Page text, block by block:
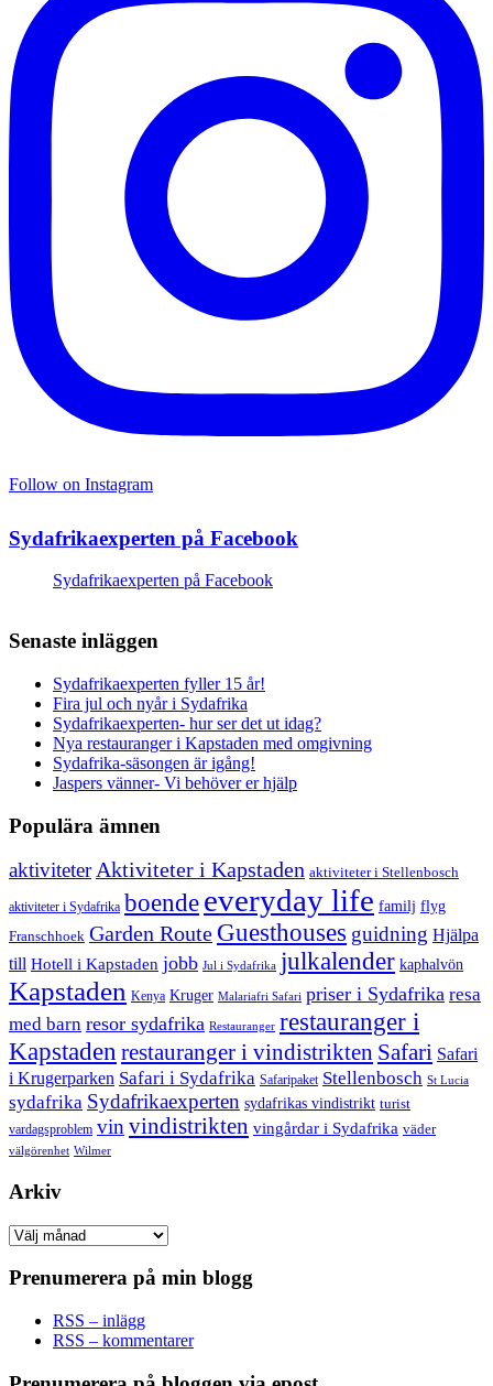
Follow on Instagram
Sydafrikaexperten på Facebook
Sydafrikaexperten på Facebook
Senaste inläggen
Sydafrikaexperten fyller 15 år!
Fira jul och nyår i Sydafrika
Sydafrikaexperten- hur ser det ut idag?
Nya restauranger i Kapstaden med omgivning
Sydafrika-säsongen är igång!
Jaspers vänner- Vi behöver er hjälp
Populära ämnen
aktiviteterAktiviteter i Kapstaden aktiviteter i Stellenbosch
aktiviteter i Sydafrika boende everyday life familj flyg
Franschhoek Garden Route Guesthouses guidning Hjälpa
till Hotell i Kapstaden jobb Jul i Sydafrika julkalender kaphalvön
Kapstaden Kenya Kruger Malariafri Safari priser i Sydafrika resa
med barn resor sydafrika Restauranger restauranger i
Kapstaden restauranger i vindistrikten Safari Safari
i Krugerparken Safari i Sydafrika Safaripaket Stellenbosch St Lucia
sydafrika Sydafrikaexperten sydafrikas vindistrikt turist
vardagsproblem vinvindistrikten vingårdar i Sydafrika väder
välgörenhet Wilmer
Arkiv
Arkiv
Prenumerera på min blogg
RSS – inlägg
RSS – kommentarer